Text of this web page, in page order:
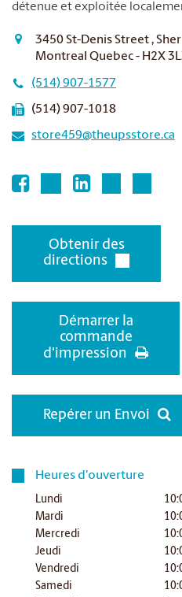
détenue et exploitée
3450 St-Denis Street ,
Montreal Quebec - H2X
(514) 907-1577
(514) 907-1018
store459@theupsstore.ca
Obtenir des
directions
Démarrer la
commande
d'impression
Repérer un Envoi
Heures d'ouverture
Lundi
Mardi
Mercredi
Jeudi
Vendredi
Samedi